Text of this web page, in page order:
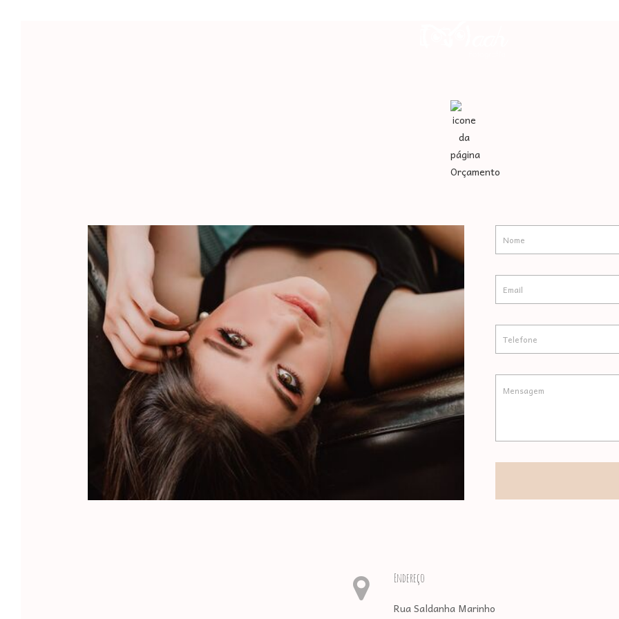
Endereço
Rua Saldanha Marinho